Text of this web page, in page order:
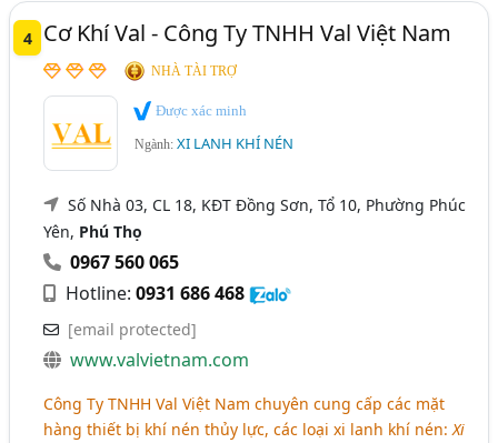
4 Cơ Khí Val - Công Ty TNHH Val Việt Nam
NHÀ TÀI TRỢ
Được xác minh
Ngành:XI LANH KHÍ NÉN
Số Nhà 03, CL 18, KĐT Đồng Sơn, Tổ 10, Phường Phúc
Yên, Phú Thọ
0967 560 065
Hotline:0931 686 468
[email protected]
www.valvietnam.com
Công Ty TNHH Val Việt Nam chuyên cung cấp các mặt
hàng thiết bị khí nén thủy lực, các loại xi lanh khí nén:Xi